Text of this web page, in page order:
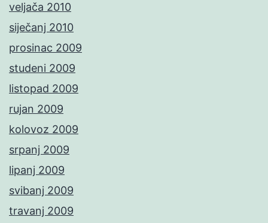
veljača 2010
siječanj 2010
prosinac 2009
studeni 2009
listopad 2009
rujan 2009
kolovoz 2009
srpanj 2009
lipanj 2009
svibanj 2009
travanj 2009